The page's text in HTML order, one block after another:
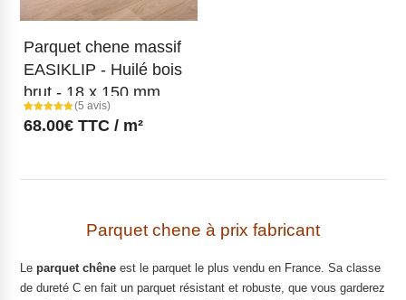
Parquet chene massif
EASIKLIP - Huilé bois
brut - 18 x 150 mm
Noté
5.00
5
(5 avis)
68.00€ TTC / m²
Parquet chene à prix fabricant
Leparquetchêne est le parquet le plus vendu en France. Sa classe
de dureté C en fait un parquet résistant et robuste, que vous garderez